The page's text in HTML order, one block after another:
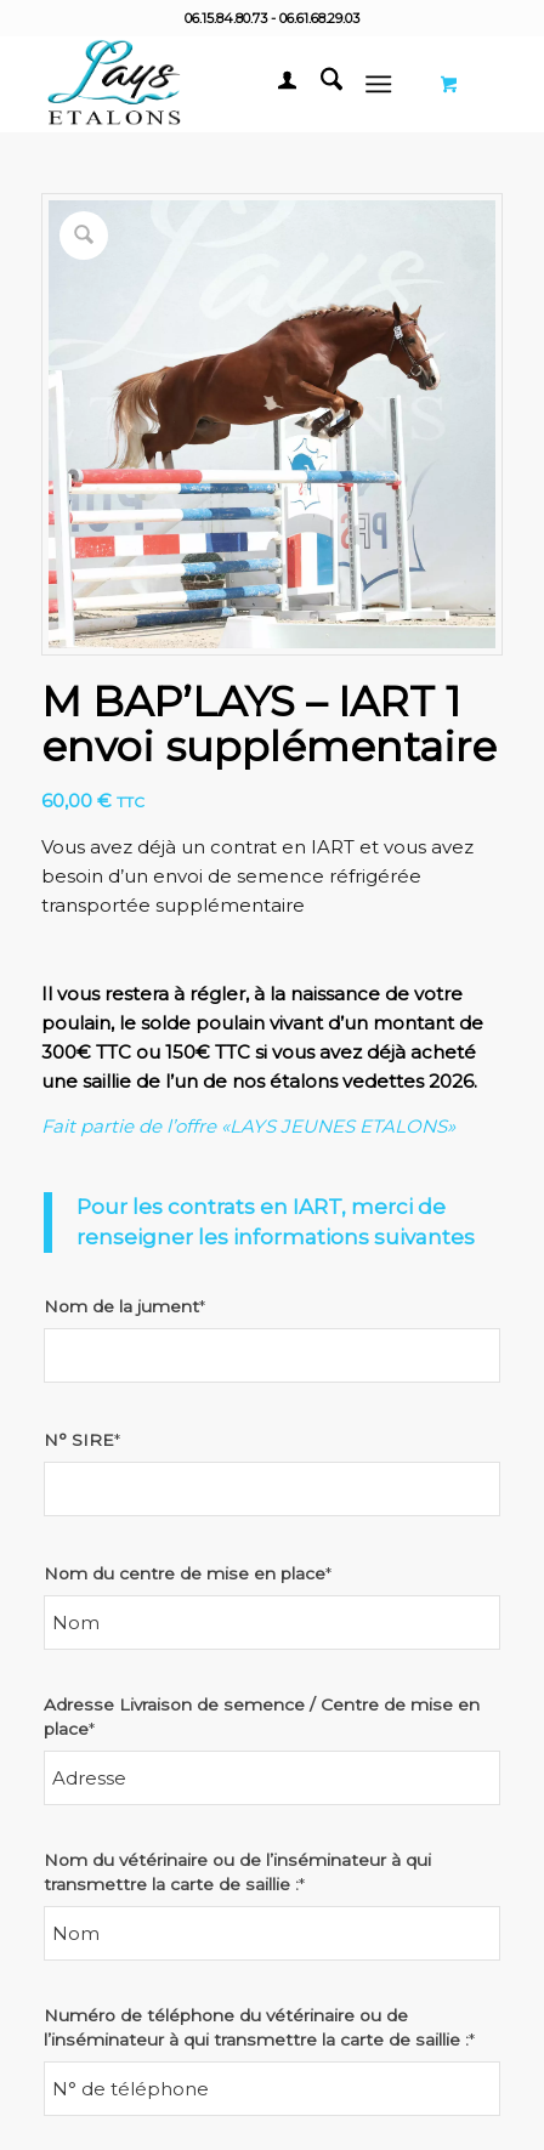
06.15.84.80.73 - 06.61.68.29.03
M BAP’LAYS – IART 1
envoi supplémentaire
60,00 € TTC
Vous avez déjà un contrat en IART et vous avez
besoin d’un envoi de semence réfrigérée
transportée supplémentaire
Il vous restera à régler, à la naissance de votre
poulain, le solde poulain vivant d’un montant de
300€ TTC ou 150€ TTC si vous avez déjà acheté
une saillie de l’un de nos étalons vedettes 2026.
Fait partie de l’offre «LAYS JEUNES ETALONS»
Pour les contrats en IART, merci de
renseigner les informations suivantes
Nom de la jument*
N° SIRE*
Nom du centre de mise en place*
Adresse Livraison de semence / Centre de mise en
place*
Nom du vétérinaire ou de l’inséminateur à qui
transmettre la carte de saillie :*
Numéro de téléphone du vétérinaire ou de
l’inséminateur à qui transmettre la carte de saillie :*